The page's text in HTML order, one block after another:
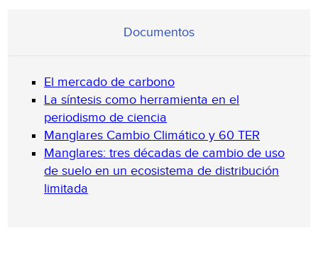
Documentos
El mercado de carbono
La síntesis como herramienta en el
periodismo de ciencia
Manglares Cambio Climático y 60 TER
Manglares: tres décadas de cambio de uso
de suelo en un ecosistema de distribución
limitada